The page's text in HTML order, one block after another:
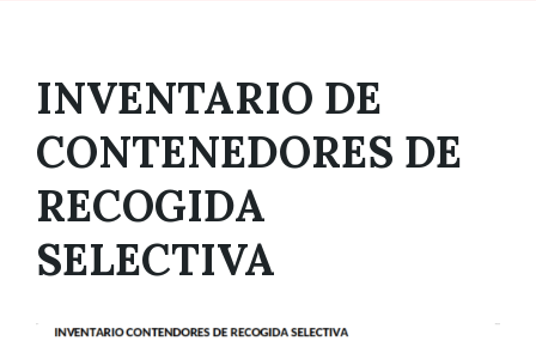
INVENTARIO DE
CONTENEDORES DE
RECOGIDA
SELECTIVA